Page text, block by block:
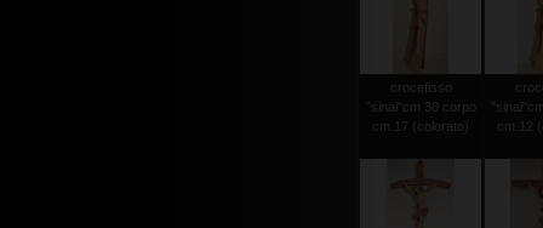
crocefisso
"sinai"cm.30 corpo
cm.17 (colorato)
cm.12